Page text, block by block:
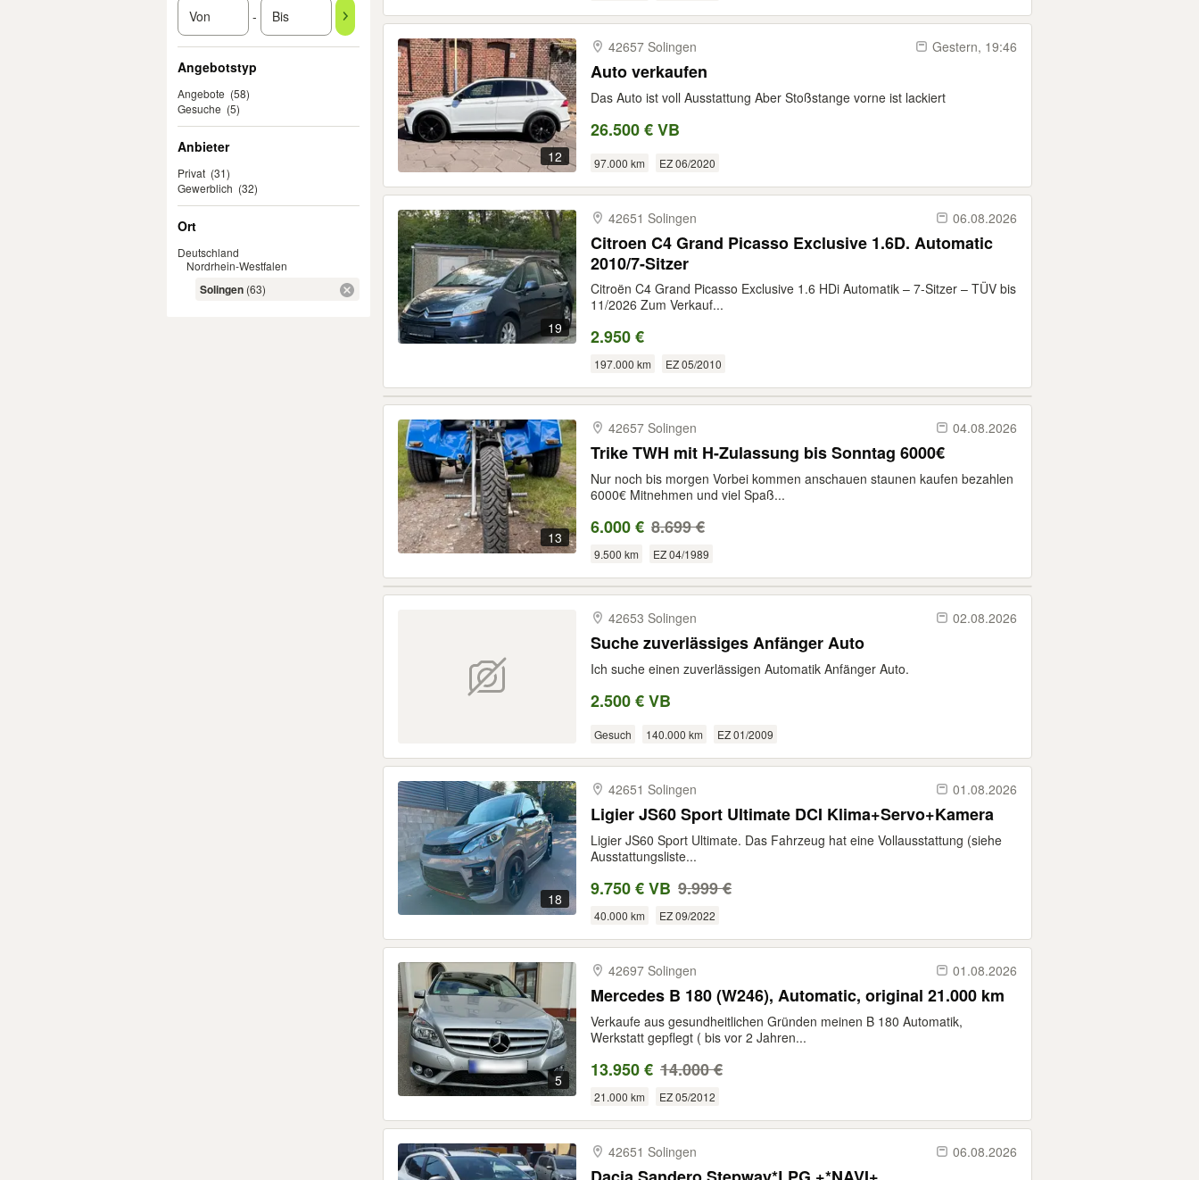
-
Angebotstyp
Angebote (58)
Gesuche (5)
Anbieter
Privat (31)
Gewerblich (32)
Ort
Deutschland
Nordrhein-Westfalen
Solingen (63)
12
42657 Solingen Gestern, 19:46
Auto verkaufen
Das Auto ist voll Ausstattung Aber Stoßstange vorne ist lackiert
26.500 € VB
97.000 km EZ 06/2020
19
42651 Solingen 06.08.2026
Citroen C4 Grand Picasso Exclusive 1.6D. Automatic
2010/7-Sitzer
Citroën C4 Grand Picasso Exclusive 1.6 HDi Automatik – 7-Sitzer – TÜV bis
11/2026 Zum Verkauf...
2.950 €
197.000 km EZ 05/2010
13
42657 Solingen 04.08.2026
Trike TWH mit H-Zulassung bis Sonntag 6000€
Nur noch bis morgen Vorbei kommen anschauen staunen kaufen bezahlen
6000€ Mitnehmen und viel Spaß...
6.000 € 8.699 €
9.500 km EZ 04/1989
42653 Solingen 02.08.2026
Suche zuverlässiges Anfänger Auto
Ich suche einen zuverlässigen Automatik Anfänger Auto.
2.500 € VB
Gesuch 140.000 km EZ 01/2009
18
42651 Solingen 01.08.2026
Ligier JS60 Sport Ultimate DCI Klima+Servo+Kamera
Ligier JS60 Sport Ultimate. Das Fahrzeug hat eine Vollausstattung (siehe
Ausstattungsliste...
9.750 € VB 9.999 €
40.000 km EZ 09/2022
5
42697 Solingen 01.08.2026
Mercedes B 180 (W246), Automatic, original 21.000 km
Verkaufe aus gesundheitlichen Gründen meinen B 180 Automatik,
Werkstatt gepflegt ( bis vor 2 Jahren...
13.950 € 14.000 €
21.000 km EZ 05/2012
42651 Solingen 06.08.2026